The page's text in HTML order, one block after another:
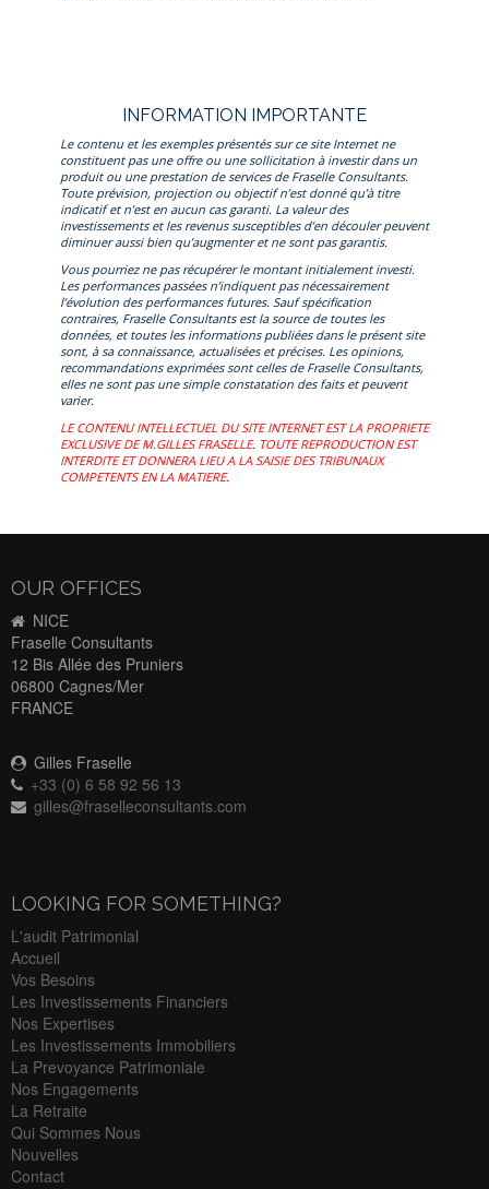
INFORMATION IMPORTANTE
Le contenu et les exemples présentés sur ce site Internet ne
constituent pas une offre ou une sollicitation à investir dans un
produit ou une prestation de services de Fraselle Consultants.
Toute prévision, projection ou objectif n’est donné qu’à titre
indicatif et n’est en aucun cas garanti. La valeur des
investissements et les revenus susceptibles d’en découler peuvent
diminuer aussi bien qu’augmenter et ne sont pas garantis.
Vous pourriez ne pas récupérer le montant initialement investi.
Les performances passées n’indiquent pas nécessairement
l’évolution des performances futures. Sauf spécification
contraires, Fraselle Consultants est la source de toutes les
données, et toutes les informations publiées dans le présent site
sont, à sa connaissance, actualisées et précises. Les opinions,
recommandations exprimées sont celles de Fraselle Consultants,
elles ne sont pas une simple constatation des faits et peuvent
varier.
LE CONTENU INTELLECTUEL DU SITE INTERNET EST LA PROPRIETE
EXCLUSIVE DE M.GILLES FRASELLE. TOUTE REPRODUCTION EST
INTERDITE ET DONNERA LIEU A LA SAISIE DES TRIBUNAUX
COMPETENTS EN LA MATIERE.
OUR OFFICES
NICE
Fraselle Consultants
12 Bis Allée des Pruniers
06800 Cagnes/Mer
FRANCE
Gilles Fraselle
+33 (0) 6 58 92 56 13
gilles@fraselleconsultants.com
LOOKING FOR SOMETHING?
L'audit Patrimonial
Accueil
Vos Besoins
Les Investissements Financiers
Nos Expertises
Les Investissements Immobiliers
La Prevoyance Patrimoniale
Nos Engagements
La Retraite
Qui Sommes Nous
Nouvelles
Contact